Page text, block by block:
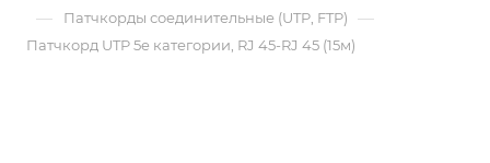
— Патчкорды соединительные (UTP, FTP) —
Патчкорд UTP 5e категории, RJ 45-RJ 45 (15м)